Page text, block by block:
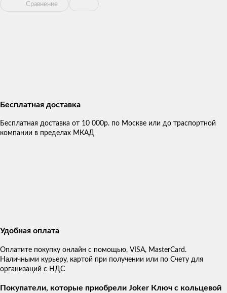
Сравнение
Бесплатная доставка
Бесплатная доставка от 10 000р. по Москве или до траспортной
компании в пределах МКАД
Удобная оплата
Оплатите покупку онлайн с помощью, VISA, MasterCard.
Наличными курьеру, картой при получении или по Счету для
организаций с НДС
Покупатели, которые приобрели Joker Ключ с кольцевой